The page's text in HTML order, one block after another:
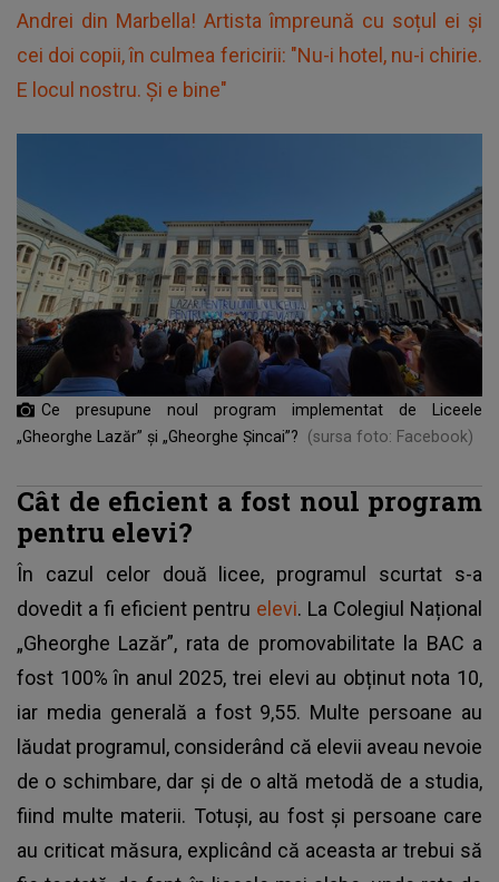
Andrei din Marbella! Artista împreună cu soțul ei și
cei doi copii, în culmea fericirii: "Nu-i hotel, nu-i chirie.
E locul nostru. Și e bine"
Ce presupune noul program implementat de Liceele
„Gheorghe Lazăr” și „Gheorghe Șincai”?
(sursa foto: Facebook)
Cât de eficient a fost noul program
pentru elevi?
În cazul celor două licee, programul scurtat s-a
dovedit a fi eficient pentru elevi. La Colegiul Național
„Gheorghe Lazăr”, rata de promovabilitate la BAC a
fost 100% în anul 2025, trei elevi au obținut nota 10,
iar media generală a fost 9,55. Multe persoane au
lăudat programul, considerând că elevii aveau nevoie
de o schimbare, dar și de o altă metodă de a studia,
fiind multe materii. Totuși, au fost și persoane care
au criticat măsura, explicând că aceasta ar trebui să